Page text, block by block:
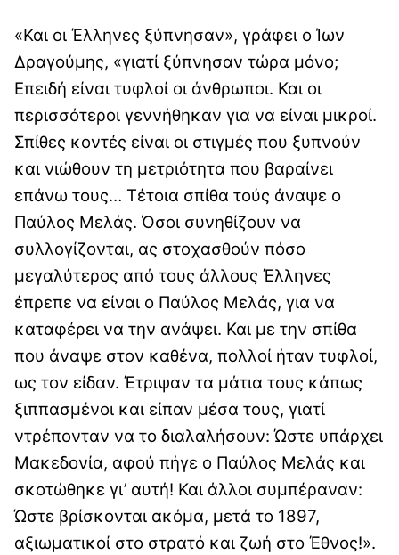
«Και οι Έλληνες ξύπνησαν», γράφει ο Ίων
Δραγούμης, «γιατί ξύπνησαν τώρα μόνο;
Επειδή είναι τυφλοί οι άνθρωποι. Και οι
περισσότεροι γεννήθηκαν για να είναι μικροί.
Σπίθες κοντές είναι οι στιγμές που ξυπνούν
και νιώθουν τη μετριότητα που βαραίνει
επάνω τους… Τέτοια σπίθα τούς άναψε ο
Παύλος Μελάς. Όσοι συνηθίζουν να
συλλογίζονται, ας στοχασθούν πόσο
μεγαλύτερος από τους άλλους Έλληνες
έπρεπε να είναι ο Παύλος Μελάς, για να
καταφέρει να την ανάψει. Και με την σπίθα
που άναψε στον καθένα, πολλοί ήταν τυφλοί,
ως τον είδαν. Έτριψαν τα μάτια τους κάπως
ξιππασμένοι και είπαν μέσα τους, γιατί
ντρέπονταν να το διαλαλήσουν: Ώστε υπάρχει
Μακεδονία, αφού πήγε ο Παύλος Μελάς και
σκοτώθηκε γι’ αυτή! Και άλλοι συμπέραναν:
Ώστε βρίσκονται ακόμα, μετά το 1897,
αξιωματικοί στο στρατό και ζωή στο Έθνος!».